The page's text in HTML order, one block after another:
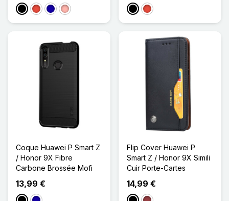
NoirRougeBleu Foncé
Or Rose NoirRouge
Coque Huawei P Smart Z
/ Honor 9X Fibre
Carbone Brossée Mofi
13,99 €
Flip Cover Huawei P
Smart Z / Honor 9X Simili
Cuir Porte-Cartes
14,99 €